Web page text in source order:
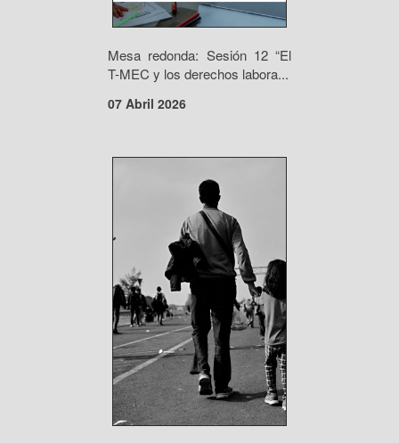
Mesa redonda: Sesión 12 “El
T-MEC y los derechos labora...
07 Abril 2026